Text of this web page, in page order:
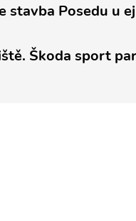
stavba Posedu u
Škoda sport